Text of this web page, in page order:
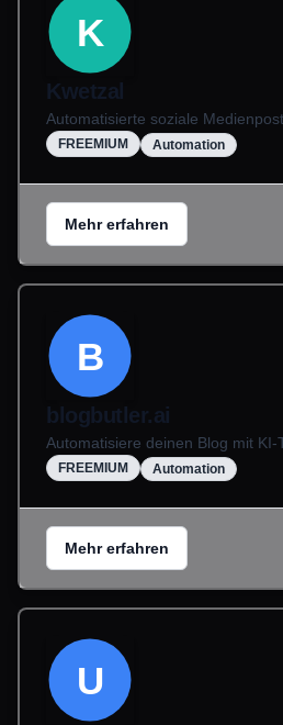
K
Kwetzal
Automatisierte soziale
FREEMIUM Automation
Mehr erfahren
B
blogbutler.ai
Automatisiere deinen Blog mit KI-
FREEMIUM Automation
Mehr erfahren
U